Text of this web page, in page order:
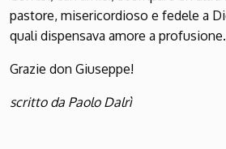
pastore, misericordioso e fedele a
quali dispensava amore a profusione.
Grazie don Giuseppe!
scritto da Paolo Dalrì